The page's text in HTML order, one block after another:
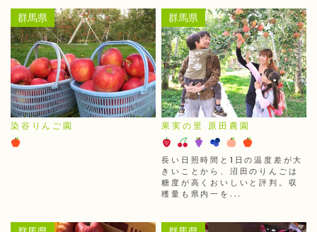
群馬県
染谷りんご園
群馬県
果実の里 原田農園
長い日照時間と1日の温度差が大
きいことから、沼田のりんごは
糖度が高くおいしいと評判。収
穫量も県内一を...